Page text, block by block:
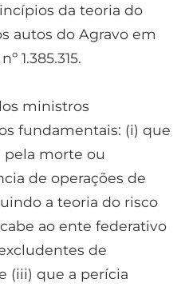
da teoria do
autos do Agravo em
1.385.315.
ministros
fundamentais: (i) que
pela morte ou
de operações de
a teoria do risco
ao ente federativo
de
(iii) que a perícia